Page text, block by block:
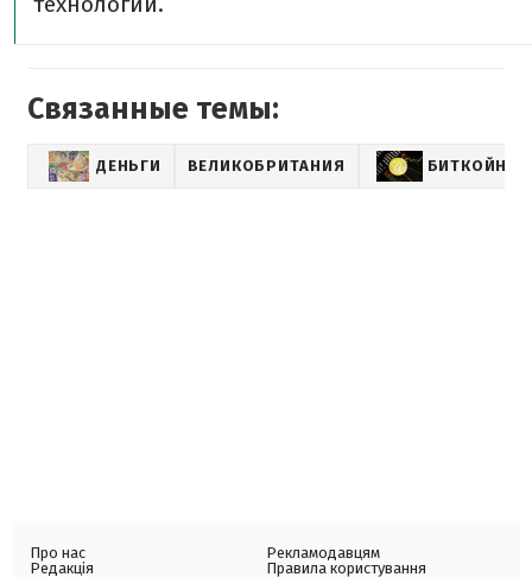
Связанные темы:
ДЕНЬГИ ВЕЛИКОБРИТАНИЯ БИТКОЙН
Про нас
Редакція
Рекламодавцям
Правила користування